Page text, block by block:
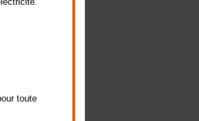
toute